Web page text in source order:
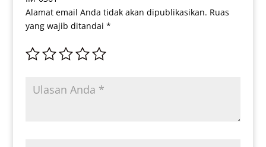
Alamat email Anda tidak akan dipublikasikan. Ruas
yang wajib ditandai *